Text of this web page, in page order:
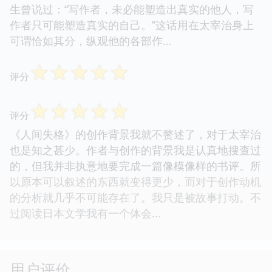
生曾说过：“写作者，未必能塑造出真实的他人，写
作者只可能塑造真实的自己。”这话用在太宰治身上
可谓恰如其分，纵观他的各部作...
评分 ☆☆☆☆☆
评分 ☆☆☆☆☆
《人间失格》的创作背景我就不赘述了，对于太宰治
也是知之甚少。作者与创作的背景我是认真地搜查过
的，但我并非执意地要完成一篇像模像样的书评。所
以原本可以叙述的东西就变得更少，而对于创作动机
的分析就几乎不可能存在了。我只是被故事打动。不
过阅读日本文学我有一个体会...